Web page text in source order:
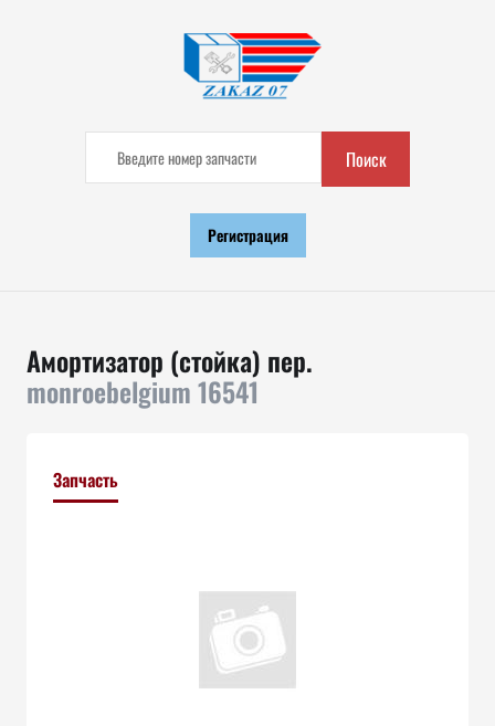
Поиск
Регистрация
Амортизатор (стойка) пер.
monroebelgium 16541
Запчасть